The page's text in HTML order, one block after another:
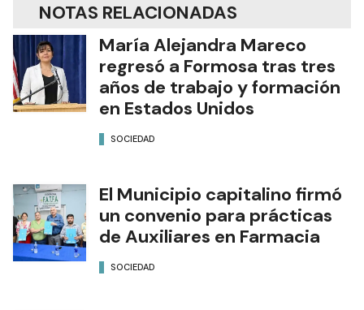
NOTAS RELACIONADAS
María Alejandra Mareco
regresó a Formosa tras tres
años de trabajo y formación
en Estados Unidos
SOCIEDAD
El Municipio capitalino firmó
un convenio para prácticas
de Auxiliares en Farmacia
SOCIEDAD